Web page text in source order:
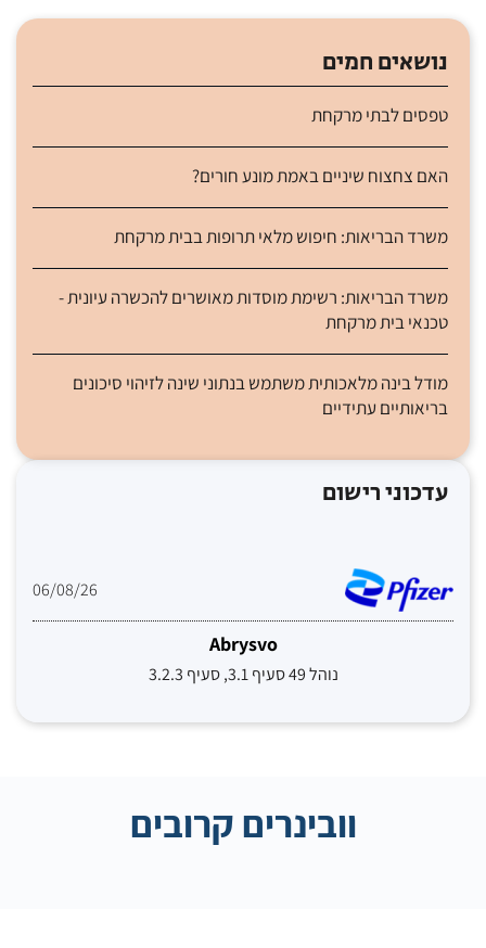
נושאים חמים
טפסים לבתי מרקחת
האם צחצוח שיניים באמת מונע חורים?
משרד הבריאות: חיפוש מלאי תרופות בבית מרקחת
משרד הבריאות: רשימת מוסדות מאושרים להכשרה עיונית -
טכנאי בית מרקחת
מודל בינה מלאכותית משתמש בנתוני שינה לזיהוי סיכונים
בריאותיים עתידיים
עדכוני רישום
06/08/26
Abrysvo
נוהל 49 סעיף 3.1, סעיף 3.2.3
וובינרים קרובים